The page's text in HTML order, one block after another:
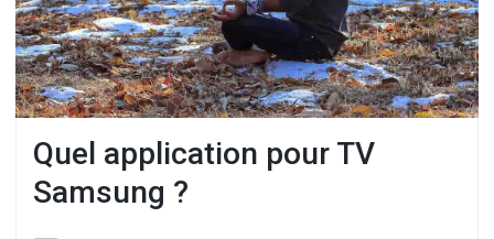
Quel application pour TV
Samsung ?